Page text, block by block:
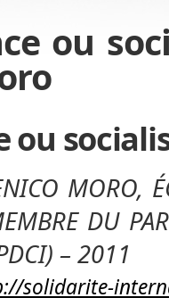
ou
ou
MORO,
DU
– 2011
solidarite-